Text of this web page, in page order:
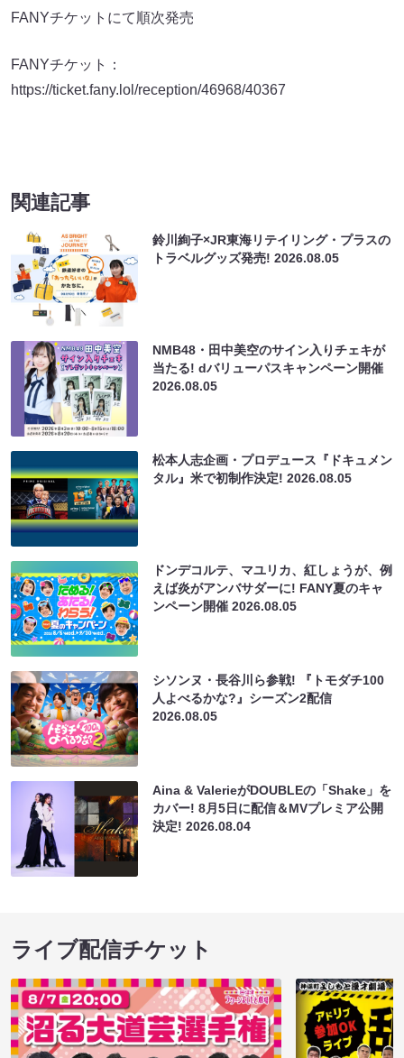
FANYチケットにて順次発売
FANYチケット：
https://ticket.fany.lol/reception/46968/40367
関連記事
鈴川絢子×JR東海リテイリング・プラスの
トラベルグッズ発売!2026.08.05
NMB48・田中美空のサイン入りチェキが
当たる! dバリューパスキャンペーン開催
2026.08.05
松本人志企画・プロデュース『ドキュメン
タル』米で初制作決定!2026.08.05
ドンデコルテ、マユリカ、紅しょうが、例
えば炎がアンバサダーに! FANY夏のキャ
ンペーン開催2026.08.05
シソンヌ・長谷川ら参戦! 『トモダチ100
人よべるかな?』シーズン2配信
2026.08.05
Aina & ValerieがDOUBLEの「Shake」を
カバー! 8月5日に配信＆MVプレミア公開
決定!2026.08.04
ライブ配信チケット